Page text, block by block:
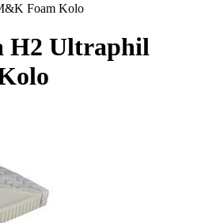
Foam Kolo
H2 Ultraphil